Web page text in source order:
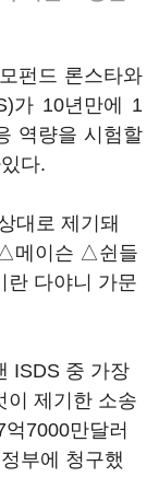
펀드 론스타와
가 10년만에 1
역량을 시험할
다.
대로 제기돼
메이슨 △쉰들
다야니 가문
ISDS 중 가장
이 제기한 소송
7000만달러
부에 청구했